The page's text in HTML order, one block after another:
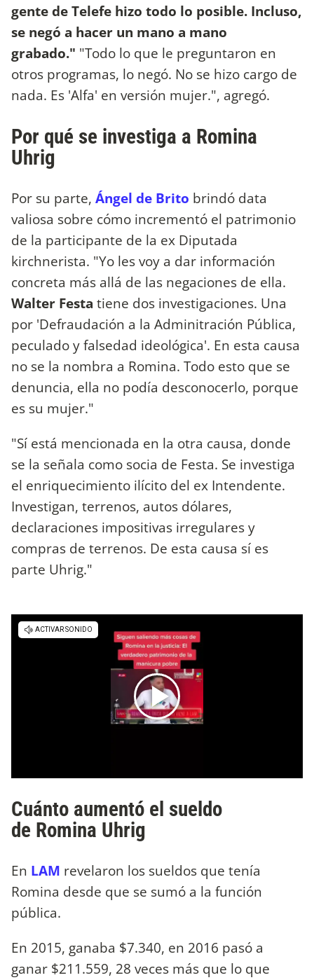
gente de Telefe hizo todo lo posible. Incluso,
se negó a hacer un mano a mano
grabado." "Todo lo que le preguntaron en
otros programas, lo negó. No se hizo cargo de
nada. Es 'Alfa' en versión mujer.", agregó.
Por qué se investiga a Romina
Uhrig ​
Por su parte, Ángel de Brito brindó data
valiosa sobre cómo incrementó el patrimonio
de la participante de la ex Diputada
kirchnerista. "Yo les voy a dar información
concreta más allá de las negaciones de ella.
Walter Festa tiene dos investigaciones. Una
por 'Defraudación a la Adminitración Pública,
peculado y falsedad ideológica'. En esta causa
no se la nombra a Romina. Todo esto que se
denuncia, ella no podía desconocerlo, porque
es su mujer."
"Sí está mencionada en la otra causa, donde
se la señala como socia de Festa. Se investiga
el enriquecimiento ilícito del ex Intendente.
Investigan, terrenos, autos dólares,
declaraciones impositivas irregulares y
compras de terrenos. De esta causa sí es
parte Uhrig."
Cuánto aumentó el sueldo
de Romina Uhrig
En LAM revelaron los sueldos que tenía
Romina desde que se sumó a la función
pública.
En 2015, ganaba $7.340, en 2016 pasó a
ganar $211.559, 28 veces más que lo que